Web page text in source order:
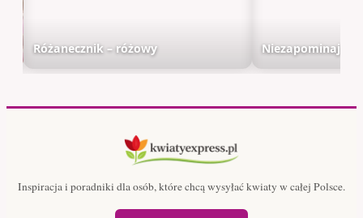
Różanecznik – różowy Niezapominajka
Inspiracja i poradniki dla osób, które chcą wysyłać kwiaty w całej Polsce.